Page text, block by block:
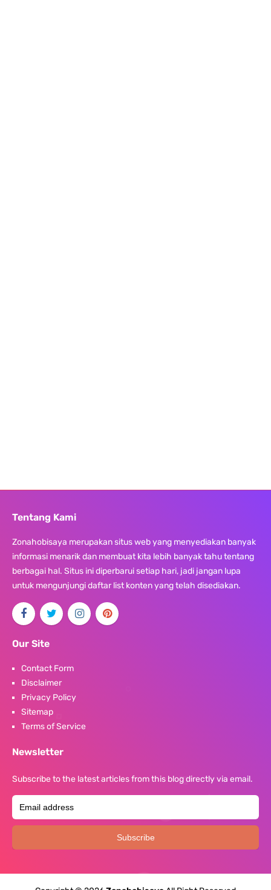
Tentang Kami
Zonahobisaya merupakan situs web yang menyediakan banyak
informasi menarik dan membuat kita lebih banyak tahu tentang
berbagai hal. Situs ini diperbarui setiap hari, jadi jangan lupa
untuk mengunjungi daftar list konten yang telah disediakan.
Our Site
Contact Form
Disclaimer
Privacy Policy
Sitemap
Terms of Service
Newsletter
Subscribe to the latest articles from this blog directly via email.